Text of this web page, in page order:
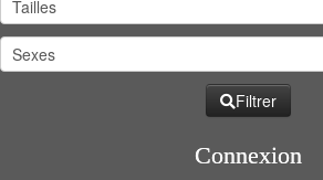
Filtrer
Connexion